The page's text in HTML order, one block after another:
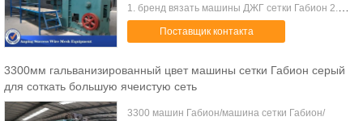
1. бренд вязать машины ДЖГ сетки Габион 2.
Стабилизированные деятельность,
малошумное и высокая эффективность, и
Поставщик контакта
3300мм гальванизированный цвет машины сетки Габион серый
для соткать большую ячеистую сеть
3300 машин Габион/машина сетки Габион/